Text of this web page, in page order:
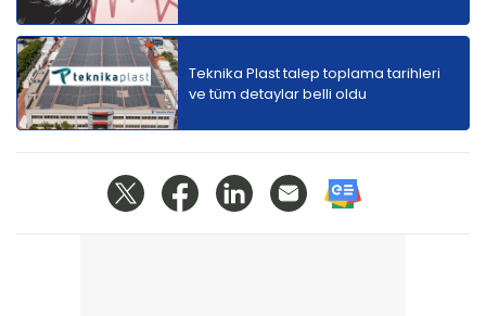
Teknika Plast talep toplama tarihleri
ve tüm detaylar belli oldu